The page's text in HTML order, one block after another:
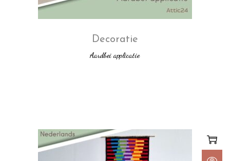
Decoratie
Aardbei applicatie